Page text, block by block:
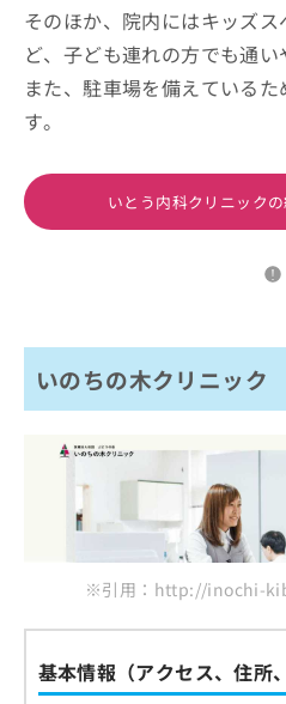
そのほか、院内にはキッズ
ど、子ども連れの方でも通い
また、駐車場を備えている
す。
いとう内科クリニック
いのちの木クリニック
※引用：http://inochi-
基本情報（アクセス、住所